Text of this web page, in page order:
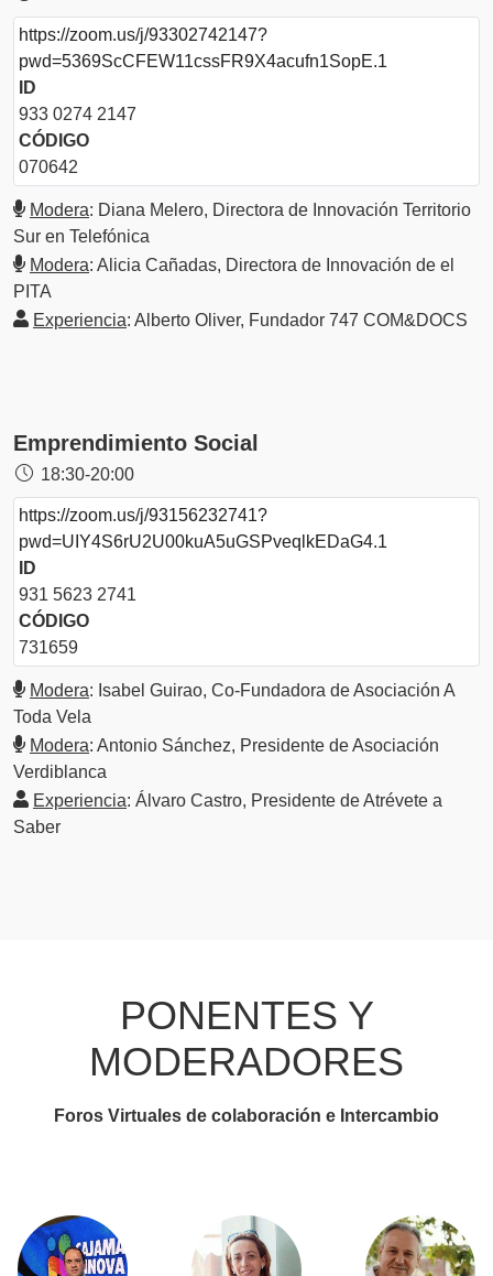
https://zoom.us/j/93302742147?
pwd=5369ScCFEW11cssFR9X4acufn1SopE.1
ID
933 0274 2147
CÓDIGO
070642
Modera: Diana Melero, Directora de Innovación Territorio
Sur en Telefónica
Modera: Alicia Cañadas, Directora de Innovación de el
PITA
Experiencia: Alberto Oliver, Fundador 747 COM&DOCS
Emprendimiento Social
18:30-20:00
https://zoom.us/j/93156232741?
pwd=UIY4S6rU2U00kuA5uGSPveqlkEDaG4.1
ID
931 5623 2741
CÓDIGO
731659
Modera: Isabel Guirao, Co-Fundadora de Asociación A
Toda Vela
Modera: Antonio Sánchez, Presidente de Asociación
Verdiblanca
Experiencia: Álvaro Castro, Presidente de Atrévete a
Saber
PONENTES Y
MODERADORES
Foros Virtuales de colaboración e Intercambio